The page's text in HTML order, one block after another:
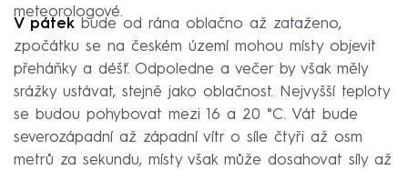
meteorologové.
V pátek bude od rána oblačno až zataženo,
zpočátku se na českém území mohou místy objevit
přeháňky a déšť. Odpoledne a večer by však měly
srážky ustávat, stejně jako oblačnost. Nejvyšší teploty
se budou pohybovat mezi 16 a 20 °C. Vát bude
severozápadní až západní vítr o síle čtyři až osm
metrů za sekundu, místy však může dosahovat síly až